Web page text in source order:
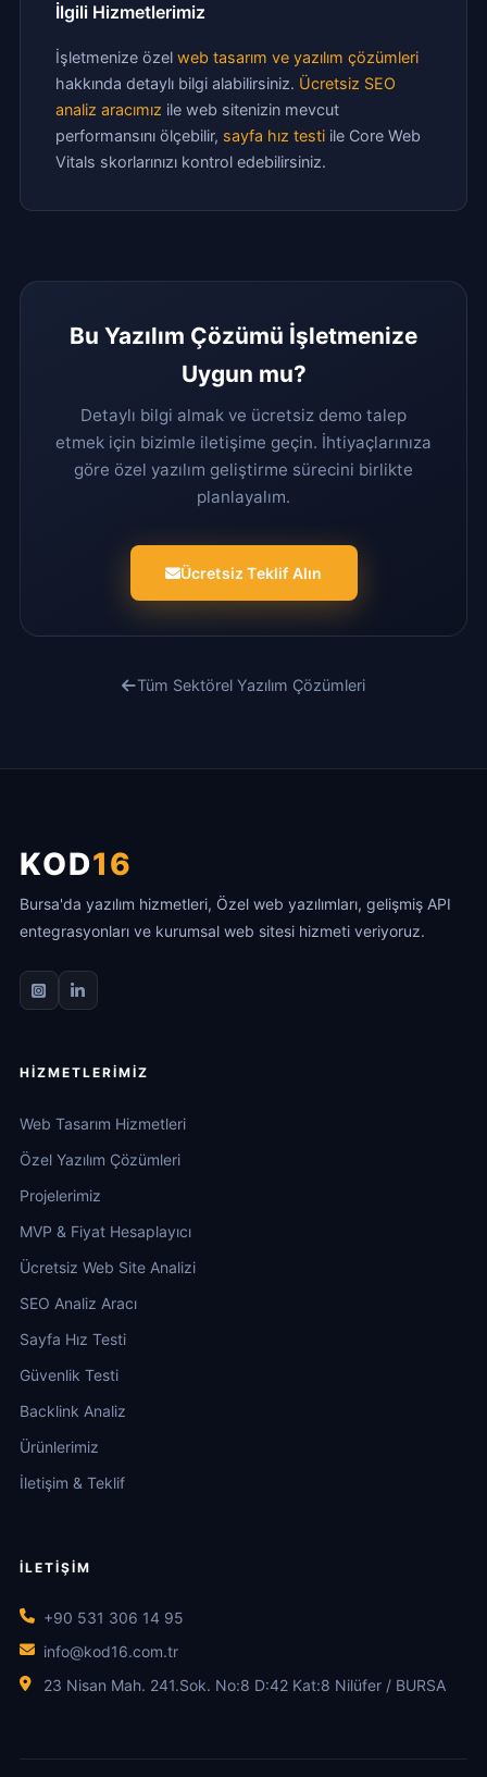
İlgili Hizmetlerimiz
İşletmenize özel web tasarım ve yazılım çözümleri
hakkında detaylı bilgi alabilirsiniz. Ücretsiz SEO
analiz aracımız ile web sitenizin mevcut
performansını ölçebilir, sayfa hız testi ile Core Web
Vitals skorlarınızı kontrol edebilirsiniz.
Bu Yazılım Çözümü İşletmenize
Uygun mu?
Detaylı bilgi almak ve ücretsiz demo talep
etmek için bizimle iletişime geçin. İhtiyaçlarınıza
göre özel yazılım geliştirme sürecini birlikte
planlayalım.
Ücretsiz Teklif Alın
Tüm Sektörel Yazılım Çözümleri
KOD16
Bursa'da yazılım hizmetleri, Özel web yazılımları, gelişmiş API
entegrasyonları ve kurumsal web sitesi hizmeti veriyoruz.
HIZMETLERIMIZ
Web Tasarım Hizmetleri
Özel Yazılım Çözümleri
Projelerimiz
MVP & Fiyat Hesaplayıcı
Ücretsiz Web Site Analizi
SEO Analiz Aracı
Sayfa Hız Testi
Güvenlik Testi
Backlink Analiz
Ürünlerimiz
İletişim & Teklif
İLETIŞIM
+90 531 306 14 95
info@kod16.com.tr
23 Nisan Mah. 241.Sok. No:8 D:42 Kat:8 Nilüfer / BURSA